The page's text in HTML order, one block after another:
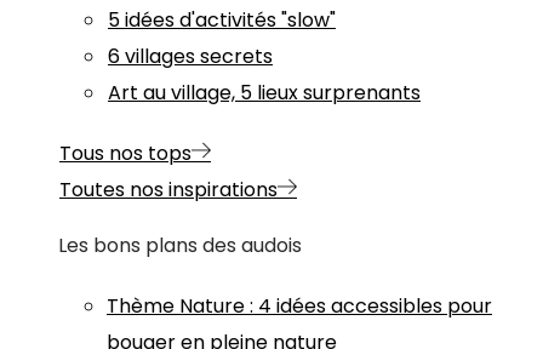
5 idées d'activités "slow"
6 villages secrets
Art au village, 5 lieux surprenants
Tous nos tops
Toutes nos inspirations
Les bons plans des audois
Thème Nature: 4 idées accessibles pour
bouger en pleine nature